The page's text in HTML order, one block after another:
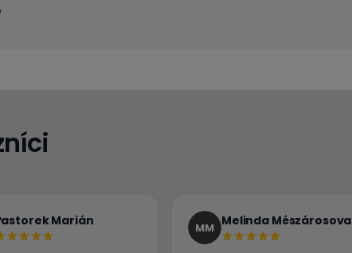
Marián MM Melinda Mészárosova